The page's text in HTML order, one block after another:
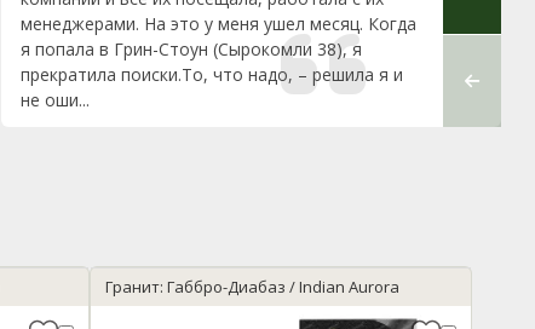
менеджерами. На это у меня ушел месяц. Когда
я попала в Грин-Стоун (Сырокомли 38), я
прекратила поиски.То, что надо, – решила я и
не оши...
Гранит: Габбро-Диабаз / Indian Aurora